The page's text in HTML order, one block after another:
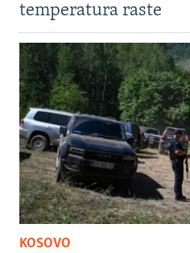
temperatura raste
KOSOVO